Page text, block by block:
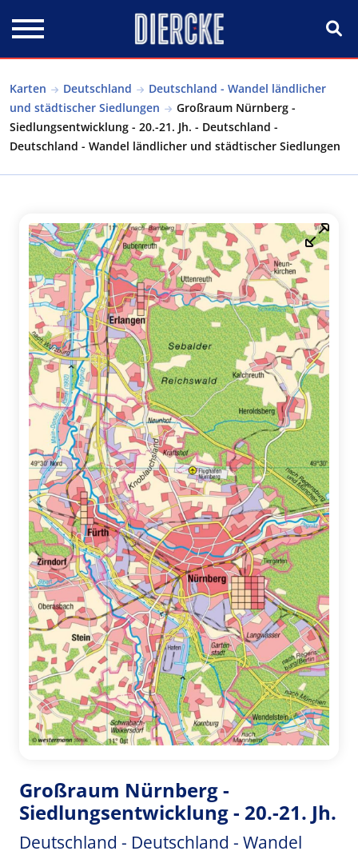
Karten Deutschland
Deutschland - Wandel ländlicher
und städtischer Siedlungen
Großraum Nürnberg -
Siedlungsentwicklung - 20.-21. Jh. - Deutschland -
Deutschland - Wandel ländlicher und städtischer Siedlungen
Großraum Nürnberg -
Siedlungsentwicklung - 20.-21. Jh.
Deutschland - Deutschland - Wandel